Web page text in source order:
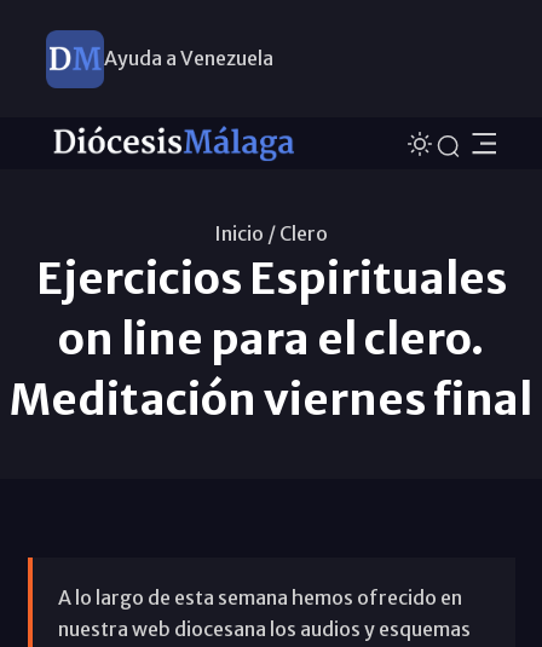
Ayuda a Venezuela
Inicio / Clero
Ejercicios Espirituales
on line para el clero.
Meditación viernes final
A lo largo de esta semana hemos ofrecido en
nuestra web diocesana los audios y esquemas